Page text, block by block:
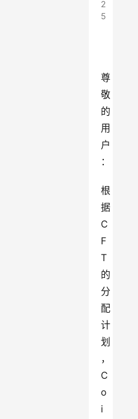
2
5
尊
敬
的
用
户
：
根
据
C
F
T
的
分
配
计
划
，
C
o
i